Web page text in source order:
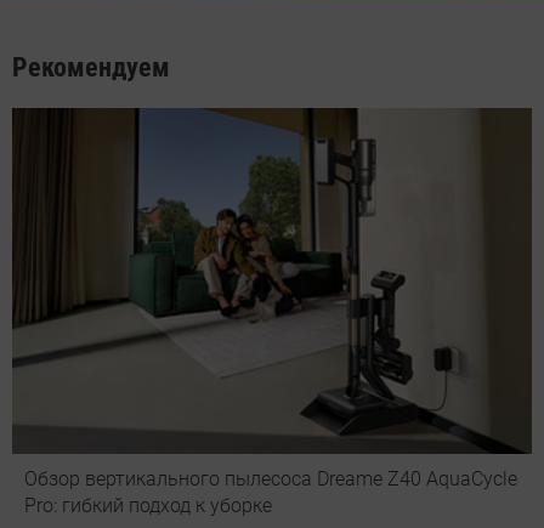
Рекомендуем
Обзор вертикального пылесоса Dreame Z40 AquaCycle
Pro: гибкий подход к уборке